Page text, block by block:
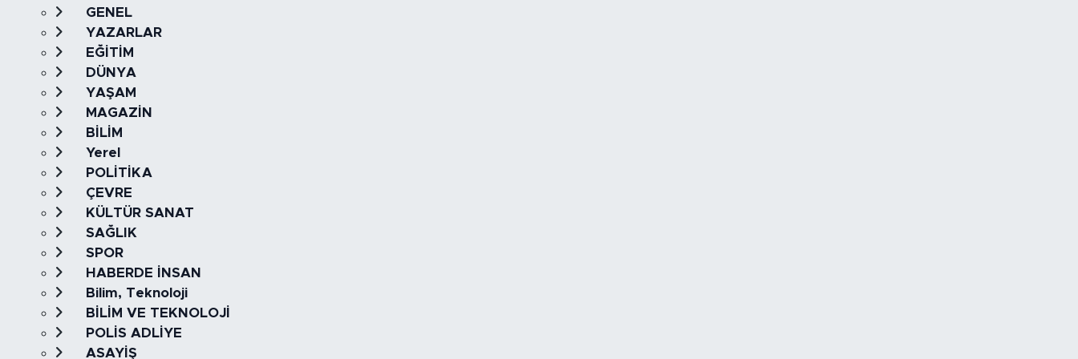
GENEL
YAZARLAR
EĞİTİM
DÜNYA
YAŞAM
MAGAZİN
BİLİM
Yerel
POLİTİKA
ÇEVRE
KÜLTÜR SANAT
SAĞLIK
SPOR
HABERDE İNSAN
Bilim, Teknoloji
BİLİM VE TEKNOLOJİ
POLİS ADLİYE
ASAYİŞ